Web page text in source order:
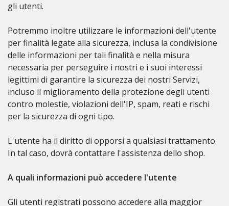
gli utenti.
Potremmo inoltre utilizzare le informazioni dell'utente
per finalità legate alla sicurezza, inclusa la condivisione
delle informazioni per tali finalità e nella misura
necessaria per perseguire i nostri e i suoi interessi
legittimi di garantire la sicurezza dei nostri Servizi,
incluso il miglioramento della protezione degli utenti
contro molestie, violazioni dell'IP, spam, reati e rischi
per la sicurezza di ogni tipo.
L'utente ha il diritto di opporsi a qualsiasi trattamento.
In tal caso, dovrà contattare l'assistenza dello shop.
A quali informazioni può accedere l'utente
Gli utenti registrati possono accedere alla maggior